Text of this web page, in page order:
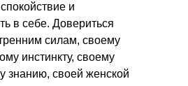
и
в себе. Довериться
силам, своему
инстинкту, своему
знанию, своей женской